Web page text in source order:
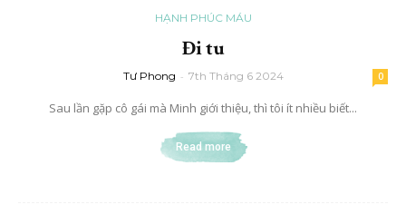
HẠNH PHÚC MÁU
Đi tu
Tư Phong - 7th Tháng 6 2024 0
Sau lần gặp cô gái mà Minh giới thiệu, thì tôi ít nhiều biết...
Read more